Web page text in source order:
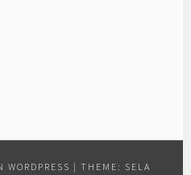
| THEME: SELA